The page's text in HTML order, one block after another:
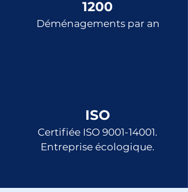
1200
Déménagements par an
ISO
Certifiée ISO 9001-14001.
Entreprise écologique.